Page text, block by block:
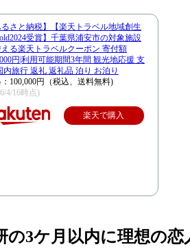
るさと納税】【楽天トラベル地域創生
受賞】千葉県浦安市の対象施設
る楽天トラベルクーポン 寄付額
円|利用可能期間3年間 観光地応援 支
内旅行 返礼 返礼品 泊り お泊り
100,000円（税込、送料無料)
4/16時点)
楽天で購入
の3ケ月以内に理想の